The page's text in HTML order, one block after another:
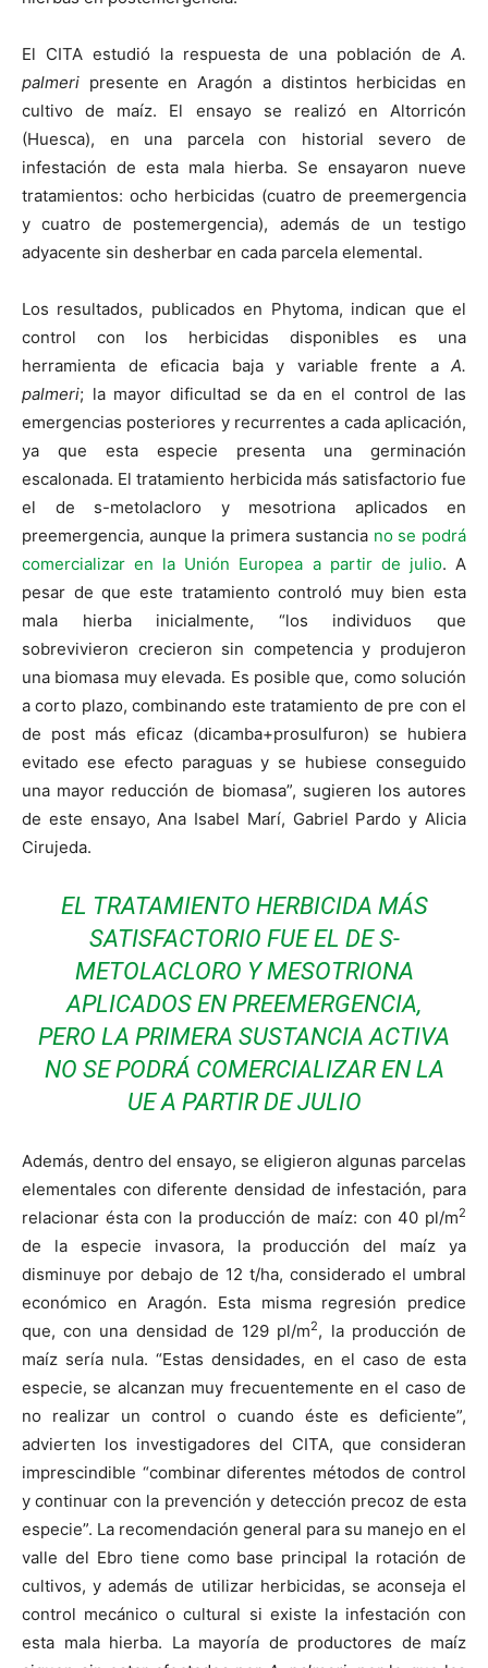
El CITA estudió la respuesta de una población de A.
palmeri presente en Aragón a distintos herbicidas en
cultivo de maíz. El ensayo se realizó en Altorricón
(Huesca), en una parcela con historial severo de
infestación de esta mala hierba. Se ensayaron nueve
tratamientos: ocho herbicidas (cuatro de preemergencia
y cuatro de postemergencia), además de un testigo
adyacente sin desherbar en cada parcela elemental.
Los resultados, publicados en Phytoma, indican que el
control con los herbicidas disponibles es una
herramienta de eficacia baja y variable frente a A.
palmeri; la mayor dificultad se da en el control de las
emergencias posteriores y recurrentes a cada aplicación,
ya que esta especie presenta una germinación
escalonada. El tratamiento herbicida más satisfactorio fue
el de s-metolacloro y mesotriona aplicados en
preemergencia, aunque la primera sustancia no se podrá
comercializar en la Unión Europea a partir de julio. A
pesar de que este tratamiento controló muy bien esta
mala hierba inicialmente, “los individuos que
sobrevivieron crecieron sin competencia y produjeron
una biomasa muy elevada. Es posible que, como solución
a corto plazo, combinando este tratamiento de pre con el
de post más eficaz (dicamba+prosulfuron) se hubiera
evitado ese efecto paraguas y se hubiese conseguido
una mayor reducción de biomasa”, sugieren los autores
de este ensayo, Ana Isabel Marí, Gabriel Pardo y Alicia
Cirujeda.
EL TRATAMIENTO HERBICIDA MÁS
SATISFACTORIO FUE EL DE S-
METOLACLORO Y MESOTRIONA
APLICADOS EN PREEMERGENCIA,
PERO LA PRIMERA SUSTANCIA ACTIVA
NO SE PODRÁ COMERCIALIZAR EN LA
UE A PARTIR DE JULIO
Además, dentro del ensayo, se eligieron algunas parcelas
elementales con diferente densidad de infestación, para
relacionar ésta con la producción de maíz: con 40 pl/m2
de la especie invasora, la producción del maíz ya
disminuye por debajo de 12 t/ha, considerado el umbral
económico en Aragón. Esta misma regresión predice
que, con una densidad de 129 pl/m2, la producción de
maíz sería nula. “Estas densidades, en el caso de esta
especie, se alcanzan muy frecuentemente en el caso de
no realizar un control o cuando éste es deficiente”,
advierten los investigadores del CITA, que consideran
imprescindible “combinar diferentes métodos de control
y continuar con la prevención y detección precoz de esta
especie”. La recomendación general para su manejo en el
valle del Ebro tiene como base principal la rotación de
cultivos, y además de utilizar herbicidas, se aconseja el
control mecánico o cultural si existe la infestación con
esta mala hierba. La mayoría de productores de maíz